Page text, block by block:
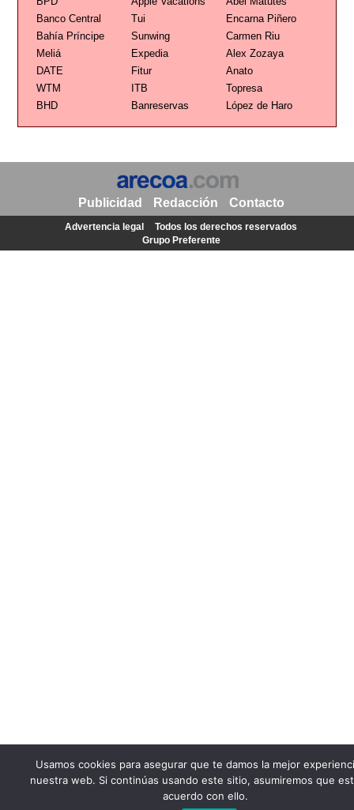
Banco Central
Tui
Encarna Piñero
Bahía Príncipe
Sunwing
Carmen Riu
Meliá
Expedia
Alex Zozaya
DATE
Fitur
Anato
WTM
ITB
Topresa
BHD
Banreservas López de Haro
Usamos cookies para asegurar que te damos la mejor
nuestra web. Si continúas usando este sitio, asumiremos que
acuerdo con ello.
Publicidad Redacción Contacto
Advertencia legal
Todos los derechos reservados
Grupo Preferente